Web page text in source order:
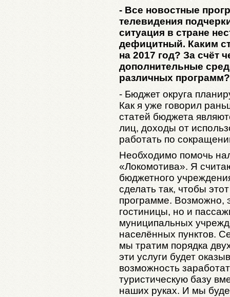
- Все новостные
телевидения
ситуация в стране
дефицитный. Каким
на 2017 год? За счёт
дополнительные
различных программ?
- Бюджет округа
Как я уже говорил
статей бюджета
лиц, доходы от
работать по
Необходимо помочь
«Локомотива». Я
бюджетного
сделать так, чтобы
программе. Возможно,
гостиницы, но и
муниципальных
населённых пунктов.
мы тратим порядка
эти услуги будет
возможность
туристическую базу
наших руках. И мы